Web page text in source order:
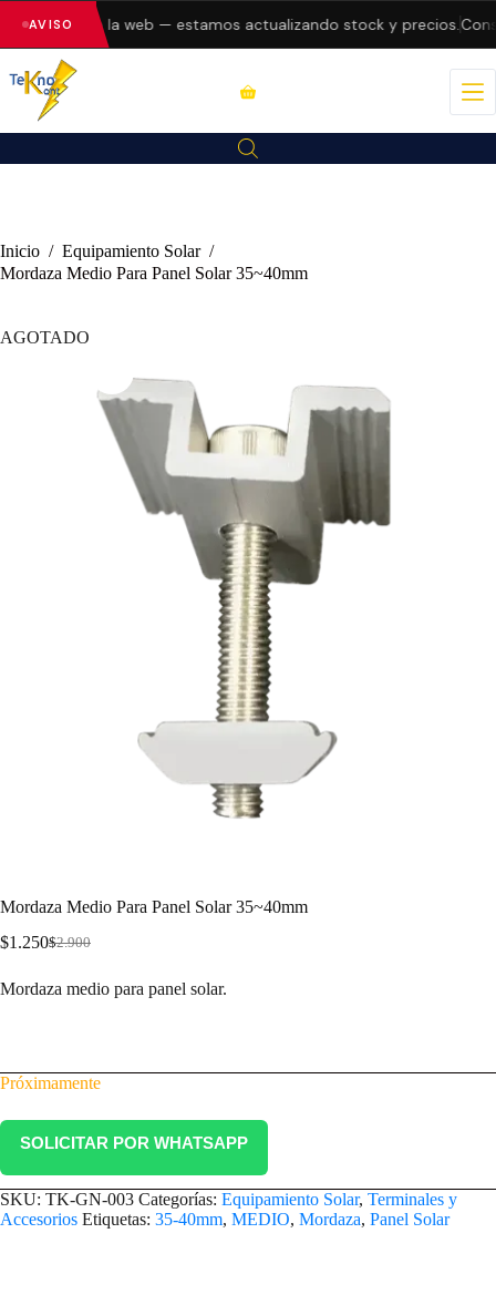
AVISO
errores en la web — estamos actualizando stock y precios.
Inicio / Equipamiento Solar /
Mordaza Medio Para Panel Solar 35~40mm
AGOTADO
Mordaza Medio Para Panel Solar 35~40mm
$2.900
$1.250
Mordaza medio para panel solar.
Próximamente
SOLICITAR POR WHATSAPP
SKU: TK-GN-003 Categorías: Equipamiento Solar, Terminales y
Accesorios Etiquetas: 35-40mm, MEDIO, Mordaza, Panel Solar